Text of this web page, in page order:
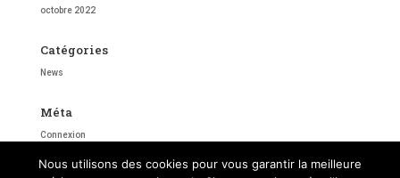
octobre 2022
Catégories
News
Méta
Connexion
Nous utilisons des cookies pour vous garantir la meilleure